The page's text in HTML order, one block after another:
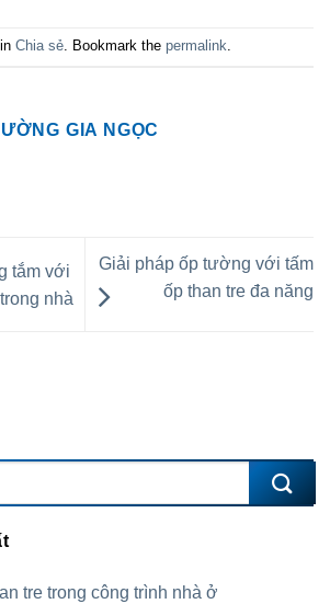
Chia sẻ. Bookmark the permalink.
GIA NGỌC
tắm với
nhà
Giải pháp ốp tường với tấm
ốp than tre đa năng
tre trong công trình nhà ở